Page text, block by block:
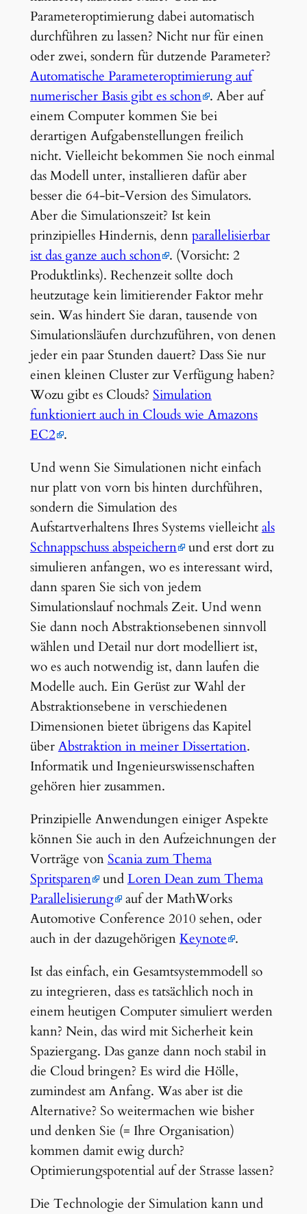
Parameteroptimierung dabei automatisch
durchführen zu lassen? Nicht nur für einen
oder zwei, sondern für dutzende Parameter?
Automatische Parameteroptimierung auf
numerischer Basis gibt es schon . Aber auf
einem Computer kommen Sie bei
derartigen Aufgabenstellungen freilich
nicht. Vielleicht bekommen Sie noch einmal
das Modell unter, installieren dafür aber
besser die 64-bit-Version des Simulators.
Aber die Simulationszeit? Ist kein
prinzipielles Hindernis, dennparallelisierbar
ist das ganze auch schon . (Vorsicht: 2
Produktlinks). Rechenzeit sollte doch
heutzutage kein limitierender Faktor mehr
sein. Was hindert Sie daran, tausende von
Simulationsläufen durchzuführen, von denen
jeder ein paar Stunden dauert? Dass Sie nur
einen kleinen Cluster zur Verfügung haben?
Wozu gibt es Clouds? Simulation
funktioniert auch in Clouds wie Amazons
EC2 .
Und wenn Sie Simulationen nicht einfach
nur platt von vorn bis hinten durchführen,
sondern die Simulation des
Aufstartverhaltens Ihres Systems vielleichtals
Schnappschuss abspeichern und erst dort zu
simulieren anfangen, wo es interessant wird,
dann sparen Sie sich von jedem
Simulationslauf nochmals Zeit. Und wenn
Sie dann noch Abstraktionsebenen sinnvoll
wählen und Detail nur dort modelliert ist,
wo es auch notwendig ist, dann laufen die
Modelle auch. Ein Gerüst zur Wahl der
Abstraktionsebene in verschiedenen
Dimensionen bietet übrigens das Kapitel
überAbstraktion in meiner Dissertation.
Informatik und Ingenieurswissenschaften
gehören hier zusammen.
Prinzipielle Anwendungen einiger Aspekte
können Sie auch in den Aufzeichnungen der
Vorträge vonScania zum Thema
Spritsparen undLoren Dean zum Thema
Parallelisierung auf der MathWorks
Automotive Conference 2010 sehen, oder
auch in der dazugehörigenKeynote .
Ist das einfach, ein Gesamtsystemmodell so
zu integrieren, dass es tatsächlich noch in
einem heutigen Computer simuliert werden
kann? Nein, das wird mit Sicherheit kein
Spaziergang. Das ganze dann noch stabil in
die Cloud bringen? Es wird die Hölle,
zumindest am Anfang. Was aber ist die
Alternative? So weitermachen wie bisher
und denken Sie (= Ihre Organisation)
kommen damit ewig durch?
Optimierungspotential auf der Strasse lassen?
Die Technologie der Simulation kann und